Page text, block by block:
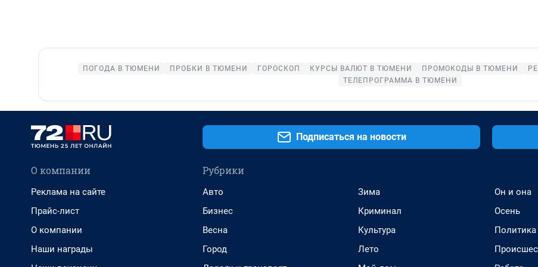
ПОГОДА В ТЮМЕНИ ПРОБКИ В ТЮМЕНИ ГОРОСКОП КУРСЫ ВАЛЮТ В ТЮМЕНИ ПРОМОКОДЫ В ТЮМЕНИ
ТЕЛЕПРОГРАММА В ТЮМЕНИ
Подписаться на новости
О компании
Реклама на сайте
Прайс-лист
О компании
Наши награды
Рубрики
Авто
Бизнес
Весна
Город
Зима
Криминал
Культура
Лето
Он и она
Осень
Политика